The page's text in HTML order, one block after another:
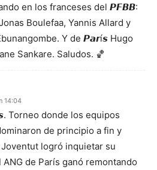
en los franceses del 𝙋𝙁𝘽𝘽:
Boulefaa, Yannis Allard y
Y de 𝙋𝙖𝙧í𝙨 Hugo
Sankare. Saludos. 🏀
14:04
Torneo donde los equipos
de principio a fin y
logró inquietar su
ANG de París ganó remontando